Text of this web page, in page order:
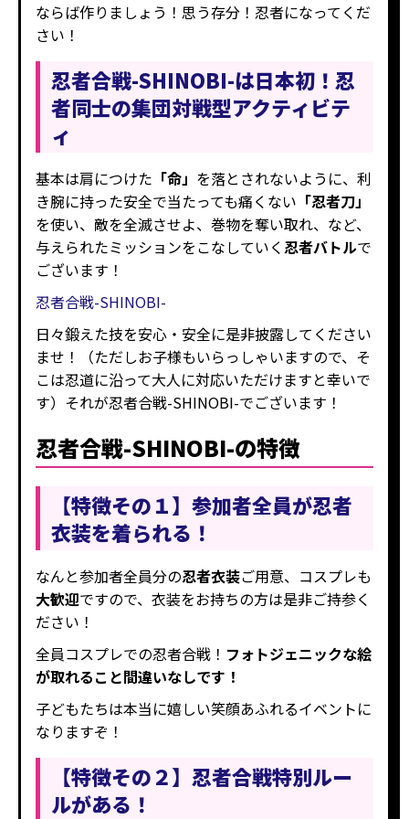
ならば作りましょう！思う存分！忍者になってくだ
さい！
忍者合戦-SHINOBI-は日本初！忍
者同士の集団対戦型アクティビテ
ィ
基本は肩につけた 「命」 を落とされないように、利
き腕に持った安全で当たっても痛くない 「忍者刀」
を使い、敵を全滅させよ、巻物を奪い取れ、など、
与えられたミッションをこなしていく忍者バトルで
ございます！
忍者合戦-SHINOBI-
日々鍛えた技を安心・安全に是非披露してください
ませ！（ただしお子様もいらっしゃいますので、そ
こは忍道に沿って大人に対応いただけますと幸いで
す）それが忍者合戦-SHINOBI-でございます！
忍者合戦-SHINOBI-の特徴
【特徴その１】参加者全員が忍者
衣装を着られる！
なんと参加者全員分の忍者衣装ご用意、コスプレも
大歓迎ですので、衣装をお持ちの方は是非ご持参く
ださい！
全員コスプレでの忍者合戦！ フォトジェニックな絵
が取れること間違いなしです！
子どもたちは本当に嬉しい笑顔あふれるイベントに
なりますぞ！
【特徴その２】忍者合戦特別ルー
ルがある！